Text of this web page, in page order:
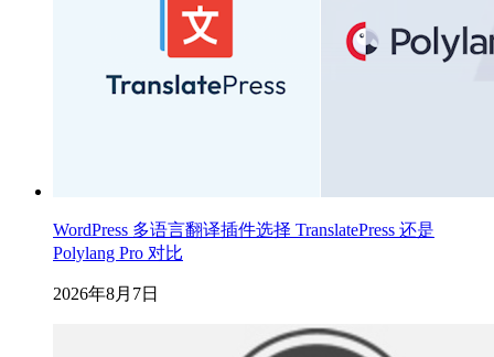
WordPress 多语言翻译插件选择 TranslatePress 还是
Polylang Pro 对比
2026年8月7日